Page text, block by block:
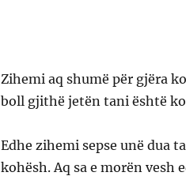
Zihemi aq shumë për gjëra
boll gjithë jetën tani është
Edhe zihemi sepse unë dua
kohësh. Aq sa e morën vesh